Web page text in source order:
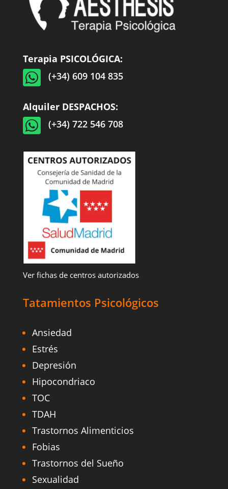
Terapia PSICOLÓGICA:
 (+34) 609 104 835
Alquiler DESPACHOS:
 (+34) 722 546 708
Ver fichas de centros autorizados
Tatamientos Psicológicos
Ansiedad
Estrés
Depresión
Hipocondriaco
TOC
TDAH
Trastornos Alimenticios
Fobias
Trastornos del Sueño
Sexualidad